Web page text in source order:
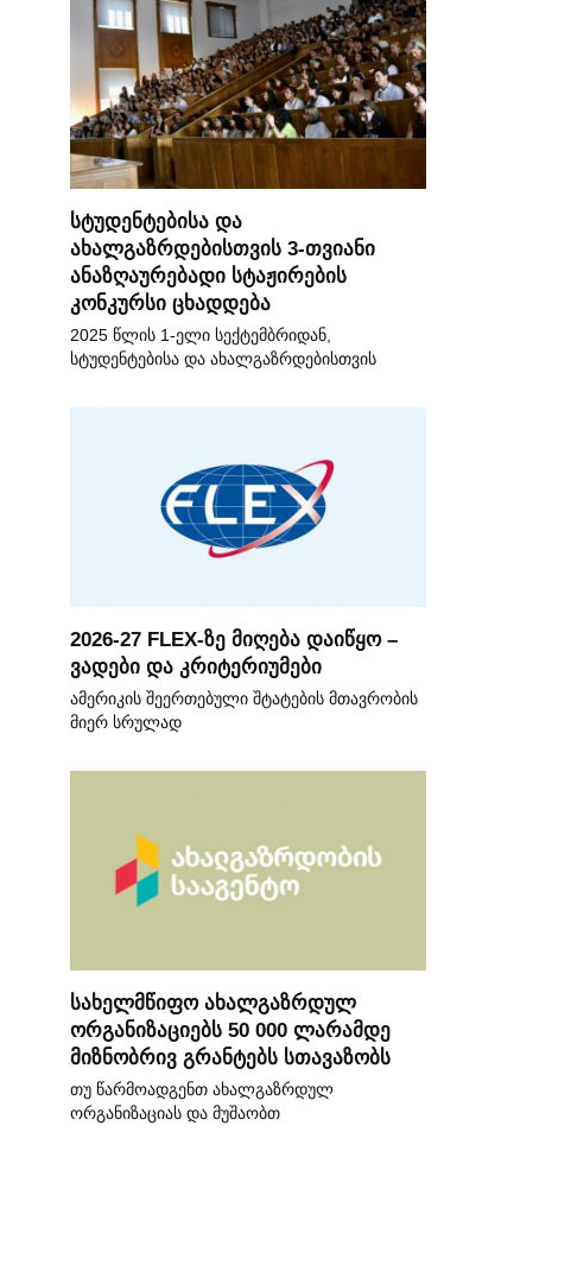
სტუდენტებისა და
ახალგაზრდებისთვის 3-თვიანი
ანაზღაურებადი სტაჟირების
კონკურსი ცხადდება
2025 წლის 1-ელი სექტემბრიდან,
სტუდენტებისა და ახალგაზრდებისთვის
2026-27 FLEX-ზე მიღება დაიწყო –
ვადები და კრიტერიუმები
ამერიკის შეერთებული შტატების მთავრობის
მიერ სრულად
სახელმწიფო ახალგაზრდულ
ორგანიზაციებს 50 000 ლარამდე
მიზნობრივ გრანტებს სთავაზობს
თუ წარმოადგენთ ახალგაზრდულ
ორგანიზაციას და მუშაობთ